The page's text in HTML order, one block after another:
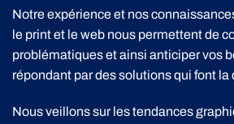
Notre expérience et nos
le print et le web nous permettent de
problématiques et ainsi anticiper vos
répondant par des solutions qui font la
Nous veillons sur les tendances